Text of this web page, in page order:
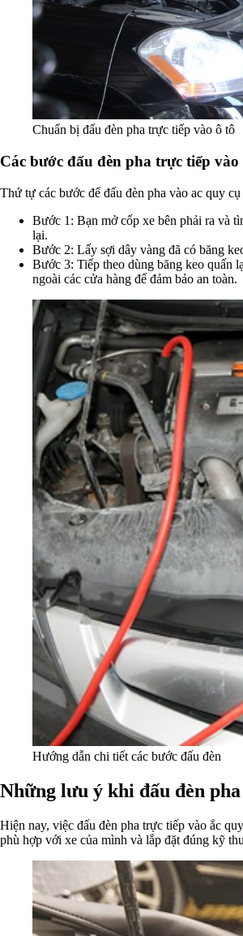
Chuẩn bị đấu đèn pha trực tiếp vào ô tô
Các bước đấu đèn pha trực tiếp
Thứ tự các bước để đấu đèn pha vào ac quy cụ
Bước 1: Bạn mở cốp xe bên phải ra và
lại.
Bước 2: Lấy sợi dây vàng đã có băng
Bước 3: Tiếp theo dùng băng keo quấn
ngoài các cửa hàng để đảm bảo an toàn.
Hướng dẫn chi tiết các bước đấu đèn
Những lưu ý khi đấu đèn
Hiện nay, việc đấu đèn pha trực tiếp vào ắc
phù hợp với xe của mình và lắp đặt đúng kỹ